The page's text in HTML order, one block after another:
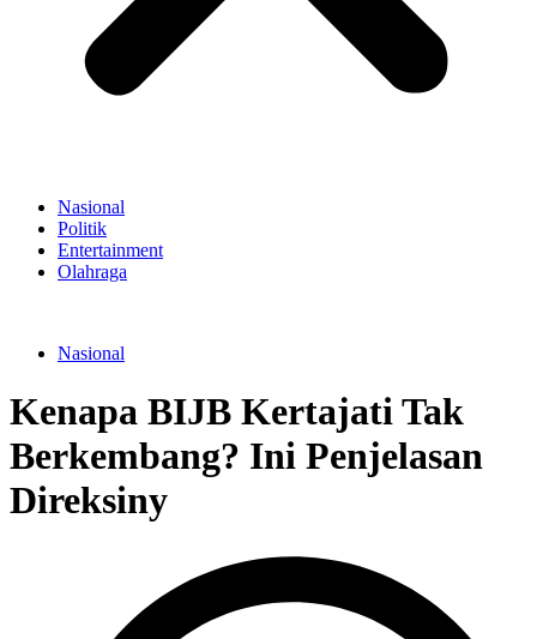
Nasional
Politik
Entertainment
Olahraga
Nasional
Kenapa BIJB Kertajati Tak
Berkembang? Ini Penjelasan
Direksiny